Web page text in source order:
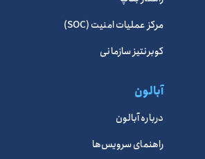
مرکز عملیات امنیت (SOC)
کوبرنتیز سازمانی
آبالون
درباره آبالون
راهنمای سرویس‌ها